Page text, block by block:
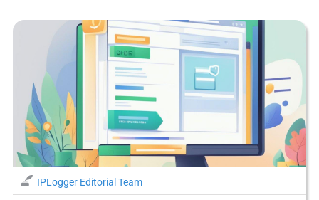
IPLogger Editorial Team